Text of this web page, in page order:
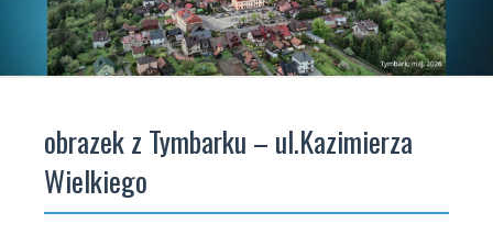
obrazek z Tymbarku – ul.Kazimierza
Wielkiego